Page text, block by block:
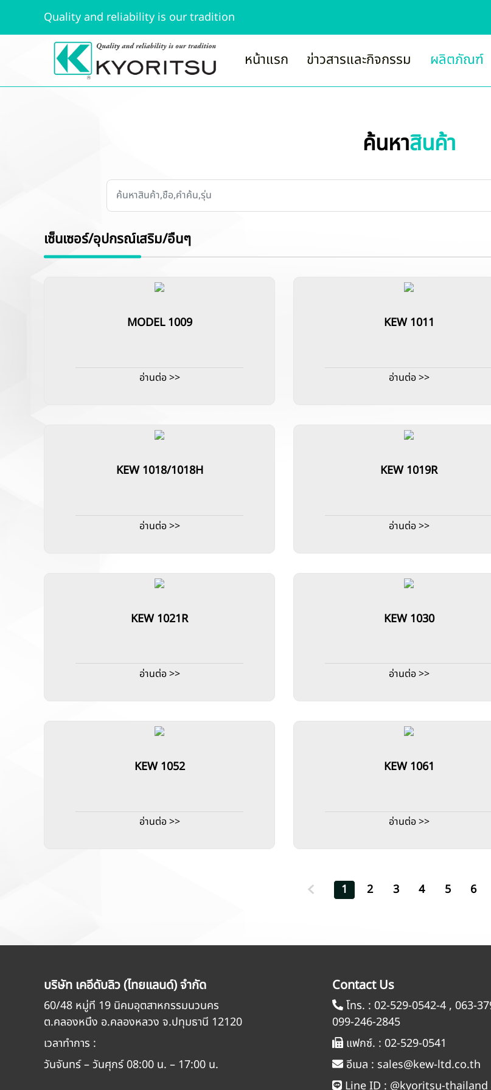
Quality and reliability is our tradition
หน้าแรก ข่าวสารและกิจกรรม ผลิตภัณฑ์
ค้นหาสินค้า
เซ็นเซอร์/อุปกรณ์เสริม/อื่นๆ
MODEL 1009
อ่านต่อ >>
KEW 1011
อ่านต่อ >>
KEW 1018/1018H
อ่านต่อ >>
KEW 1019R
อ่านต่อ >>
KEW 1021R
อ่านต่อ >>
KEW 1030
อ่านต่อ >>
KEW 1052
อ่านต่อ >>
KEW 1061
อ่านต่อ >>
1 2 3 4 5 6
บริษัท เคอีดับลิว (ไทยแลนด์) จำกัด
60/48 หมู่ที่ 19 นิคมอุตสาหกรรมนวนคร
ต.คลองหนึ่ง อ.คลองหลวง จ.ปทุมธานี 12120
เวลาทำการ :
วันจันทร์ – วันศุกร์ 08:00 น. – 17:00 น.
Contact Us
โทร. : 02-529-0542-4 , 063-
099-246-2845
แฟกซ์. : 02-529-0541
อีเมล : sales@kew-ltd.co.th
Line ID : @kyoritsu-thailand